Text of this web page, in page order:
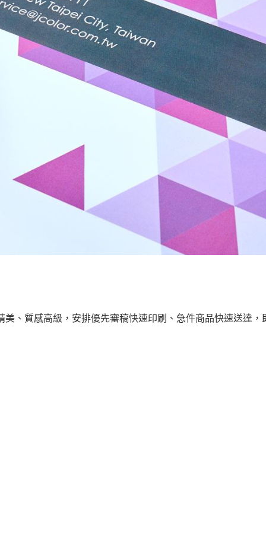
、質感高級，安排優先審稿快速印刷、急件商品快速送達，